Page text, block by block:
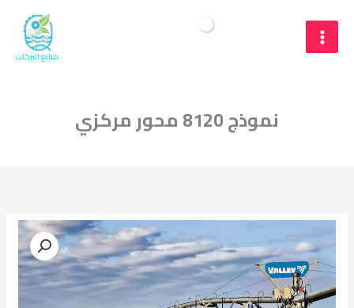
المحتوى
منابع البركات
نموذج 8120 محور مركزي